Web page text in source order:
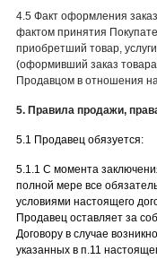
4.5 Факт оформления
фактом принятия
приобретший товар,
(оформивший заказ
Продавцом в отношения
5. Правила продажи,
5.1 Продавец обязуется:
5.1.1 С момента
полной мере все
условиями настоящего
Продавец оставляет за
Договору в случае
указанных в п.11